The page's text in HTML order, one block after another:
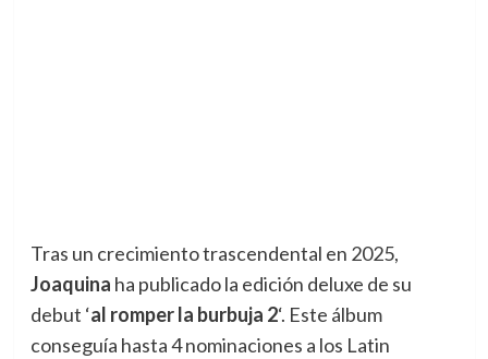
Tras un crecimiento trascendental en 2025,
Joaquina ha publicado la edición deluxe de su
debut ‘al romper la burbuja 2‘. Este álbum
conseguía hasta 4 nominaciones a los Latin